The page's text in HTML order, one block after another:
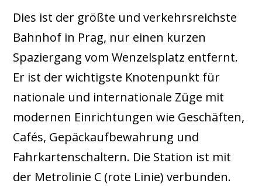
Dies ist der größte und verkehrsreichste
Bahnhof in Prag, nur einen kurzen
Spaziergang vom Wenzelsplatz entfernt.
Er ist der wichtigste Knotenpunkt für
nationale und internationale Züge mit
modernen Einrichtungen wie Geschäften,
Cafés, Gepäckaufbewahrung und
Fahrkartenschaltern. Die Station ist mit
der Metrolinie C (rote Linie) verbunden.